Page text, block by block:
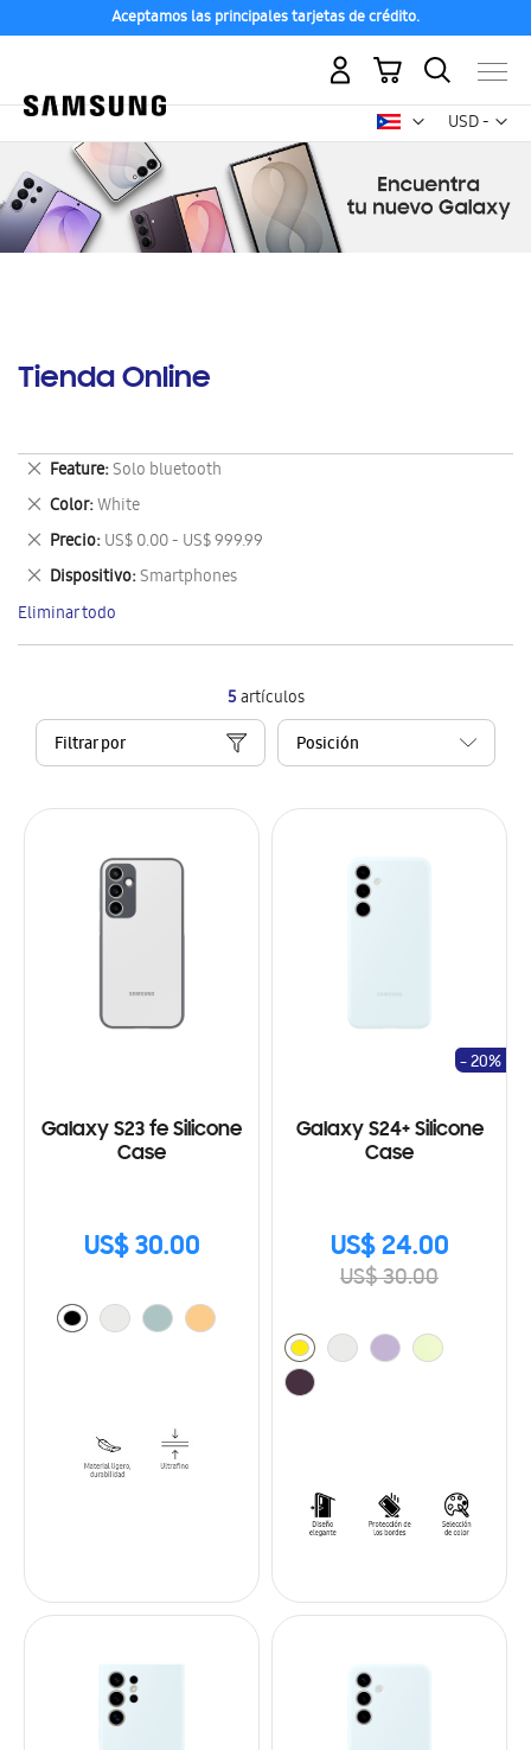
Aceptamos las principales tarjetas de crédito.
USD -
dólar
Mi carrito
Tienda Online
5artículos
Filtrar por
Galaxy S23 fe Silicone
Case
US$ 30.00
Galaxy S24+ Silicone
Case
US$ 24.00
US$ 30.00
- 20%
Feature Solo bluetooth
Eliminar
este
artículo
Color White
Eliminar
este
artículo
Precio US$ 0.00 - US$ 999.99
Eliminar
este
artículo
Dispositivo Smartphones
Eliminar
este
artículo
Eliminar todo